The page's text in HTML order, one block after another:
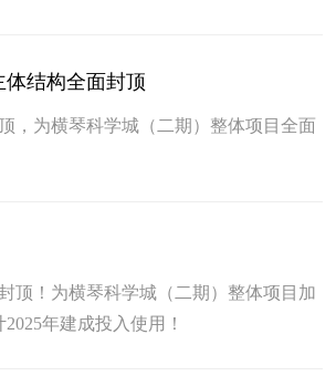
体结构全面封顶
，为横琴科学城（二期）整体项目全面
顶！为横琴科学城（二期）整体项目加
年建成投入使用！